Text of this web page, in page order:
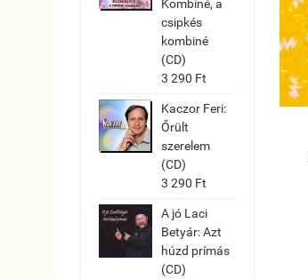
Kombiné, a
csipkés
kombiné
(CD)
3 290 Ft
Kaczor Feri:
Őrült
szerelem
(CD)
3 290 Ft
A jó Laci
Betyár: Azt
húzd prímás
(CD)